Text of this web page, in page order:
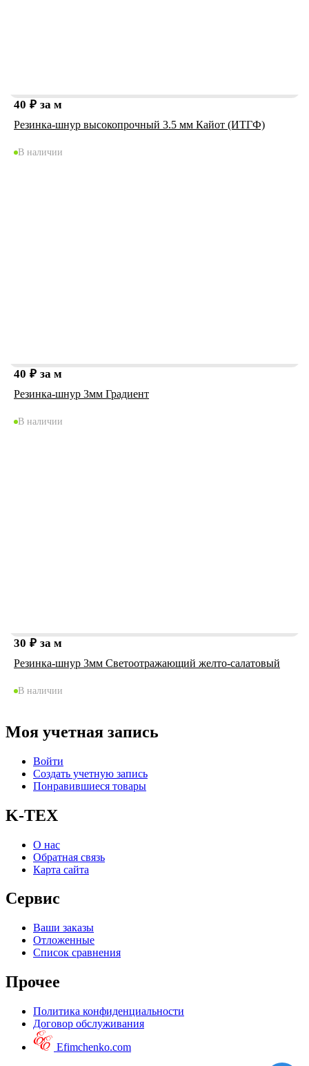
40 ₽ за м
Резинка-шнур высокопрочный 3.5 мм Кайот (ИТГФ)
В наличии
40 ₽ за м
Резинка-шнур 3мм Градиент
В наличии
30 ₽ за м
Резинка-шнур 3мм Светоотражающий желто-салатовый
В наличии
Моя учетная запись
Войти
Создать учетную запись
Понравившиеся товары
K-TEX
О нас
Обратная связь
Карта сайта
Сервис
Ваши заказы
Отложенные
Список сравнения
Прочее
Политика конфиденциальности
Договор обслуживания
Efimchenko.com